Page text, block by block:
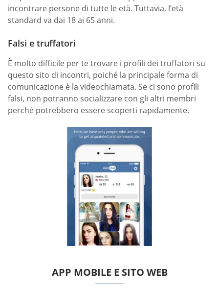
incontrare persone di tutte le età. Tuttavia, l’età
standard va dai 18 ai 65 anni.
Falsi e truffatori
È molto difficile per te trovare i profili dei truffatori su
questo sito di incontri, poiché la principale forma di
comunicazione è la videochiamata. Se ci sono profili
falsi, non potranno socializzare con gli altri membri
perché potrebbero essere scoperti rapidamente.
APP MOBILE E SITO WEB